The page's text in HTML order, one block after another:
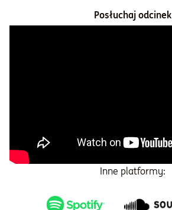
Posłuchaj odcinek
Inne platformy: